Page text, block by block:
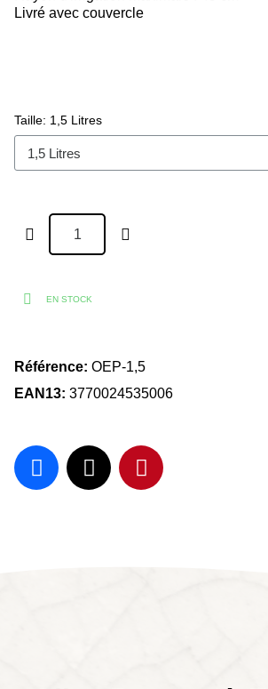
Livré avec couvercle
Taille 1,5 Litres
EN STOCK
Référence OEP-1,5
EAN13 3770024535006